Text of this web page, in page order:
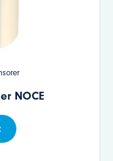
NOCE